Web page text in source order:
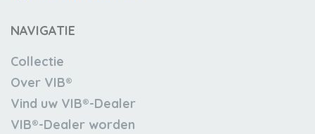
NAVIGATIE
Collectie
Over VIB®
Vind uw VIB®-Dealer
VIB®-Dealer worden